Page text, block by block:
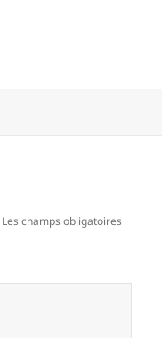
Les champs obligatoires